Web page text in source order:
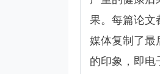
果。每篇论文
媒体复制了最
的印象，即电